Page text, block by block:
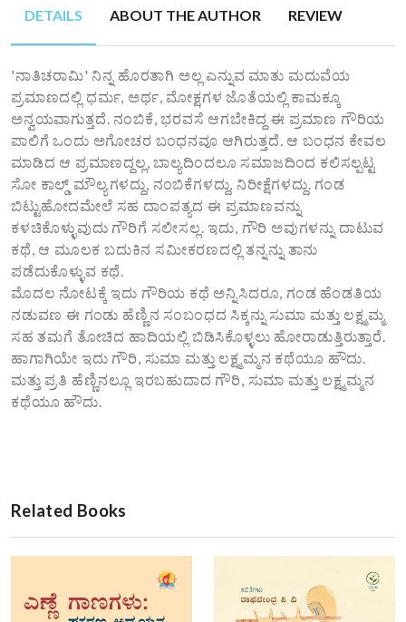
DETAILS ABOUT THE AUTHOR REVIEW
'ನಾತಿಚರಾಮಿ' ನಿನ್ನ ಹೊರತಾಗಿ ಅಲ್ಲ ಎನ್ನುವ ಮಾತು ಮದುವೆಯ
ಪ್ರಮಾಣದಲ್ಲಿ ಧರ್ಮ, ಅರ್ಥ, ಮೋಕ್ಷಗಳ ಜೊತೆಯಲ್ಲಿ ಕಾಮಕ್ಕೂ
ಅನ್ವಯವಾಗುತ್ತದೆ. ನಂಬಿಕೆ, ಭರವಸೆ ಆಗಬೇಕಿದ್ದ ಈ ಪ್ರಮಾಣ ಗೌರಿಯ
ಪಾಲಿಗೆ ಒಂದು ಅಗೋಚರ ಬಂಧನವೂ ಆಗಿರುತ್ತದೆ. ಆ ಬಂಧನ ಕೇವಲ
ಮಾಡಿದ ಆ ಪ್ರಮಾಣದ್ದಲ್ಲ, ಬಾಲ್ಯದಿಂದಲೂ ಸಮಾಜದಿಂದ ಕಲಿಸಲ್ಪಟ್ಟ
ಸೋ ಕಾಲ್ಡ್ ಮೌಲ್ಯಗಳದ್ದು, ನಂಬಿಕೆಗಳದ್ದು, ನಿರೀಕ್ಷೆಗಳದ್ದು. ಗಂಡ
ಬಿಟ್ಟುಹೋದಮೇಲೆ ಸಹ ದಾಂಪತ್ಯದ ಈ ಪ್ರಮಾಣವನ್ನು
ಕಳಚಿಕೊಳ್ಳುವುದು ಗೌರಿಗೆ ಸಲೀಸಲ್ಲ. ಇದು, ಗೌರಿ ಅವುಗಳನ್ನು ದಾಟುವ
ಕಥೆ, ಆ ಮೂಲಕ ಬದುಕಿನ ಸಮೀಕರಣದಲ್ಲಿ ತನ್ನನ್ನು ತಾನು
ಪಡೆದುಕೊಳ್ಳುವ ಕಥೆ.
ಮೊದಲ ನೋಟಕ್ಕೆ ಇದು ಗೌರಿಯ ಕಥೆ ಅನ್ನಿಸಿದರೂ, ಗಂಡ ಹೆಂಡತಿಯ
ನಡುವಣ ಈ ಗಂಡು ಹೆಣ್ಣಿನ ಸಂಬಂಧದ ಸಿಕ್ಕನ್ನು ಸುಮಾ ಮತ್ತು ಲಕ್ಷ್ಮಮ್ಮ
ಸಹ ತಮಗೆ ತೋಚಿದ ಹಾದಿಯಲ್ಲಿ ಬಿಡಿಸಿಕೊಳ್ಳಲು ಹೋರಾಡುತ್ತಿರುತ್ತಾರೆ.
ಹಾಗಾಗಿಯೇ ಇದು ಗೌರಿ, ಸುಮಾ ಮತ್ತು ಲಕ್ಷ್ಮಮ್ಮನ ಕಥೆಯೂ ಹೌದು.
ಮತ್ತು ಪ್ರತಿ ಹೆಣ್ಣಿನಲ್ಲೂ ಇರಬಹುದಾದ ಗೌರಿ, ಸುಮಾ ಮತ್ತು ಲಕ್ಷ್ಮಮ್ಮನ
ಕಥೆಯೂ ಹೌದು.
Related Books